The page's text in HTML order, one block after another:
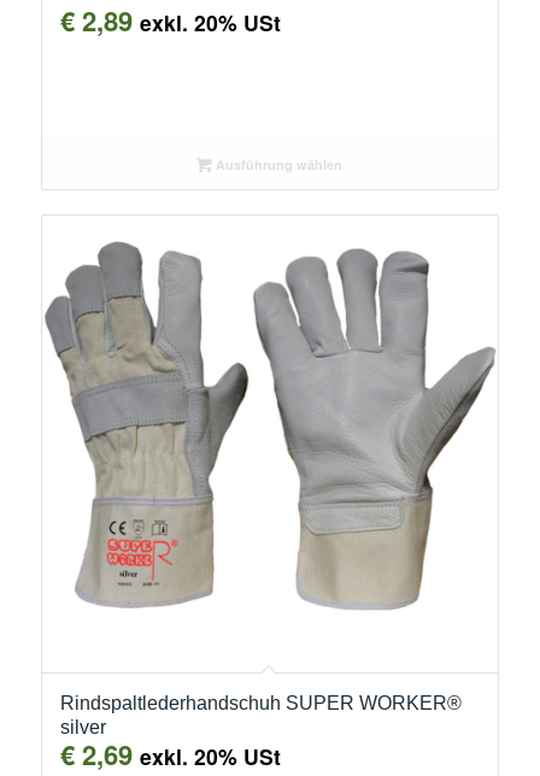
€2,89 exkl. 20% USt
Ausführung wählen
Rindspaltlederhandschuh SUPER WORKER®
silver
€2,69 exkl. 20% USt